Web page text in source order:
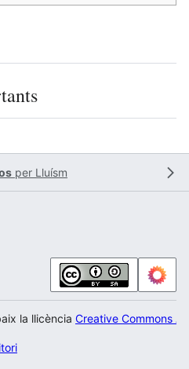
per Lluísm
la llicència Creative Commons